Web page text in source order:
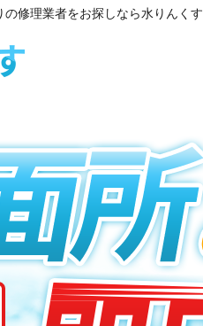
修理業者をお探しなら水りんくす